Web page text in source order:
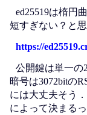
ed25519は楕円
短すぎない？と
https://
公開鍵は単一の
暗号は3072bitの
には大丈夫そう
によって決まる